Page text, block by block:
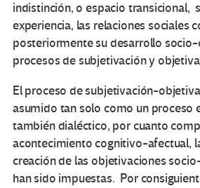
indistinción, o espacio transicional,
experiencia, las relaciones sociales
posteriormente su desarrollo socio-
procesos de subjetivación y
El proceso de subjetivación-
asumido tan solo como un proceso
también dialéctico, por cuanto
acontecimiento cognitivo-afectual,
creación de las objetivaciones
han sido impuestas. Por